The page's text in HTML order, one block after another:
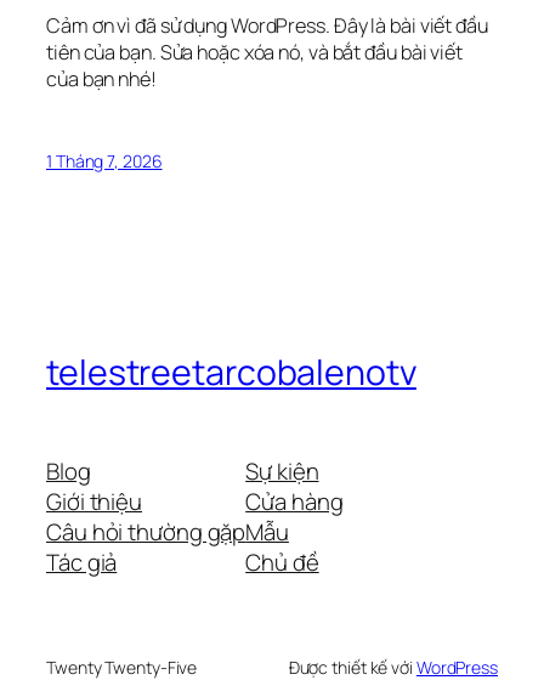
Cảm ơn vì đã sử dụng WordPress. Đây là bài viết đầu
tiên của bạn. Sửa hoặc xóa nó, và bắt đầu bài viết
của bạn nhé!
1 Tháng 7, 2026
telestreetarcobalenotv
Blog
Giới thiệu
Câu hỏi thường gặp
Tác giả
Sự kiện
Cửa hàng
Mẫu
Chủ đề
Twenty Twenty-Five Được thiết kế với WordPress